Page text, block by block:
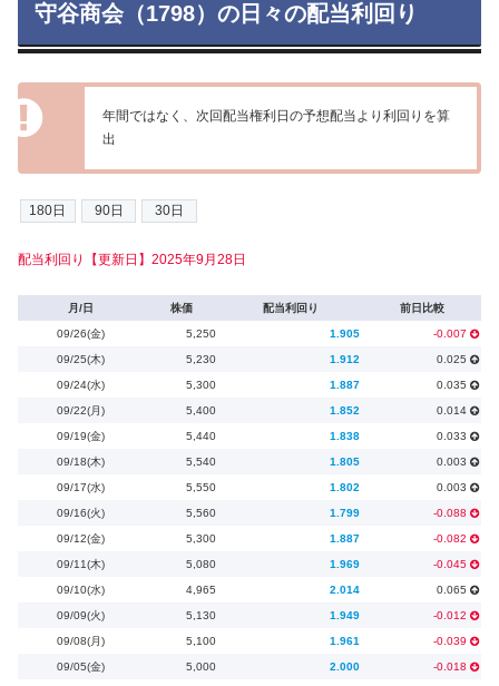
守谷商会（1798）の日々の配当利回り
年間ではなく、次回配当権利日の予想配当より利回りを算
出
配当利回り【更新日】2025年9月28日
月/日 株価 配当利回り 前日比較
09/26(金) 5,250 1.905 -0.007
09/25(木) 5,230 1.912 0.025
09/24(水) 5,300 1.887 0.035
09/22(月) 5,400 1.852 0.014
09/19(金) 5,440 1.838 0.033
09/18(木) 5,540 1.805 0.003
09/17(水) 5,550 1.802 0.003
09/16(火) 5,560 1.799 -0.088
09/12(金) 5,300 1.887 -0.082
09/11(木) 5,080 1.969 -0.045
09/10(水) 4,965 2.014 0.065
09/09(火) 5,130 1.949 -0.012
09/08(月) 5,100 1.961 -0.039
09/05(金) 5,000 2.000 -0.018